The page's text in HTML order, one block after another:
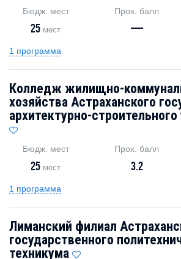
Бюдж. мест
25 мест
Прох. балл
—
1 программа
Колледж жилищно-
хозяйства Астраханского
архитектурно-
Бюдж. мест
25 мест
Прох. балл
3.2
1 программа
Лиманский филиал
государственного
техникума